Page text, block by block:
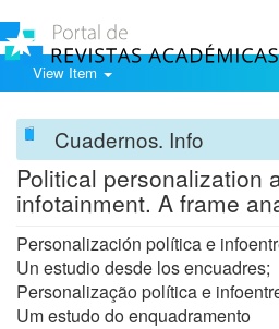
View Item
Cuadernos. Info
Political personalization
infotainment. A frame
Personalización política e
Un estudio desde los encuadres;
Personalização política e
Um estudo do enquadramento